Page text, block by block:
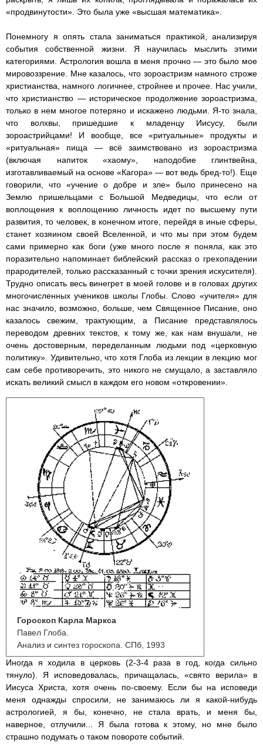
«продвинутости». Это была уже «высшая математика».
Понемногу я опять стала заниматься практикой, анализируя
события собственной жизни. Я научилась мыслить этими
категориями. Астрология вошла в меня прочно — это было мое
мировоззрение. Мне казалось, что зороастризм намного строже
христианства, намного логичнее, стройнее и прочее. Нас учили,
что христианство — историческое продолжение зороастризма,
только в нем многое потеряно и искажено людьми. Я-то знала,
что волхвы, пришедшие к младенцу Иисусу, были
зороастрийцами! И вообще, все «ритуальные» продукты и
«ритуальная» пища — всё заимствовано из зороастризма
(включая напиток «хаому», наподобие глинтвейна,
изготавливаемый на основе «Кагора» — вот ведь бред-то!). Еще
говорили, что «учение о добре и зле» было принесено на
Землю пришельцами с Большой Медведицы, что если от
воплощения к воплощению личность идет по высшему пути
развития, то человек, в конечном итоге, перейдя в иные сферы,
станет хозяином своей Вселенной, и что мы при этом будем
сами примерно как боги (уже много после я поняла, как это
поразительно напоминает библейский рассказ о грехопадении
прародителей, только рассказанный с точки зрения искусителя).
Трудно описать весь винегрет в моей голове и в головах других
многочисленных учеников школы Глобы. Слово «учителя» для
нас значило, возможно, больше, чем Священное Писание, оно
казалось свежим, трактующим, а Писание представлялось
переводом древних текстов, к тому же, как нам внушали, не
очень достоверным, переделанным людьми под «церковную
политику». Удивительно, что хотя Глоба из лекции в лекцию мог
сам себе противоречить, это никого не смущало, а заставляло
искать великий смысл в каждом его новом «откровении».
Гороскоп Карла Маркса
Павел Глоба.
Анализ и синтез гороскопа. СПб, 1993
Иногда я ходила в церковь (2-3-4 раза в год, когда сильно
тянуло). Я исповедовалась, причащалась, «свято верила» в
Иисуса Христа, хотя очень по-своему. Если бы на исповеди
меня однажды спросили, не занимаюсь ли я какой-нибудь
астрологией, я бы, конечно, не стала врать, и меня бы,
наверное, отлучили... Я была готова к этому, но мне было
страшно подумать о таком повороте событий.